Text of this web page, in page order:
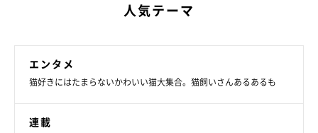
人気テーマ
エンタメ
猫好きにはたまらないかわいい猫大集合。猫飼いさんあるあるも
連載